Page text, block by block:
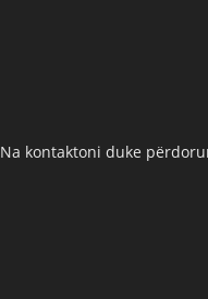
Na kontaktoni duke